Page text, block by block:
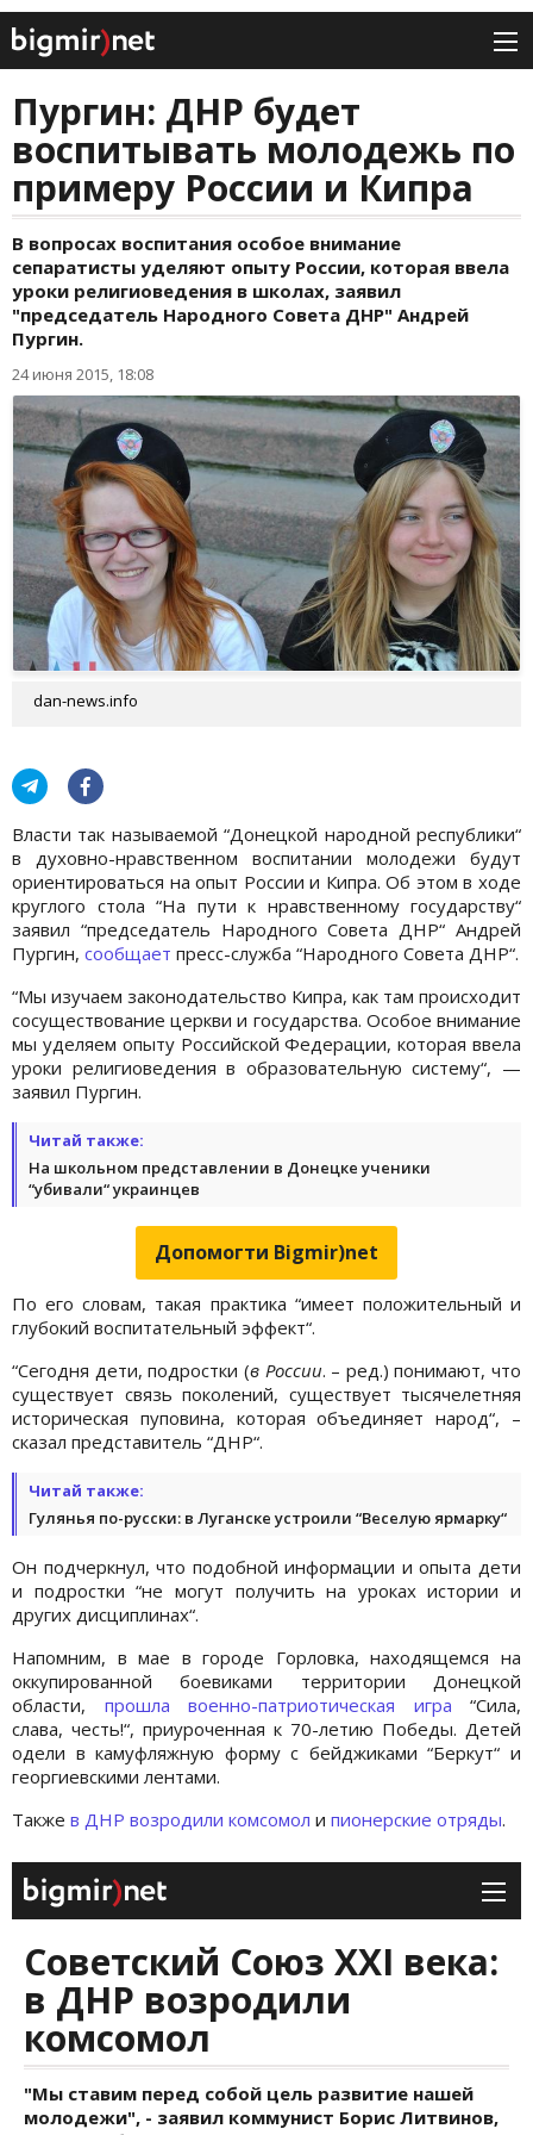
Пургин: ДНР будет
воспитывать молодежь по
примеру России и Кипра
В вопросах воспитания особое внимание
сепаратисты уделяют опыту России, которая ввела
уроки религиоведения в школах, заявил
"председатель Народного Совета ДНР" Андрей
Пургин.
24 июня 2015, 18:08
dan-news.info
Власти так называемой “Донецкой народной республики“
в духовно-нравственном воспитании молодежи будут
ориентироваться на опыт России и Кипра. Об этом в ходе
круглого стола “На пути к нравственному государству“
заявил “председатель Народного Совета ДНР“ Андрей
Пургин, сообщает пресс-служба “Народного Совета ДНР“.
“Мы изучаем законодательство Кипра, как там происходит
сосуществование церкви и государства. Особое внимание
мы уделяем опыту Российской Федерации, которая ввела
уроки религиоведения в образовательную систему“, —
заявил Пургин.
Читай также:
На школьном представлении в Донецке ученики
“убивали“ украинцев
Допомогти Bigmir)net
По его словам, такая практика “имеет положительный и
глубокий воспитательный эффект“.
“Сегодня дети, подростки (в России. – ред.) понимают, что
существует связь поколений, существует тысячелетняя
историческая пуповина, которая объединяет народ“, –
сказал представитель “ДНР“.
Читай также:
Гулянья по-русски: в Луганске устроили “Веселую ярмарку“
Он подчеркнул, что подобной информации и опыта дети
и подростки “не могут получить на уроках истории и
других дисциплинах“.
Напомним, в мае в городе Горловка, находящемся на
оккупированной боевиками территории Донецкой
области, прошла военно-патриотическая игра “Сила,
слава, честь!“, приуроченная к 70-летию Победы. Детей
одели в камуфляжную форму с бейджиками “Беркут“ и
георгиевскими лентами.
Также в ДНР возродили комсомол и пионерские отряды.